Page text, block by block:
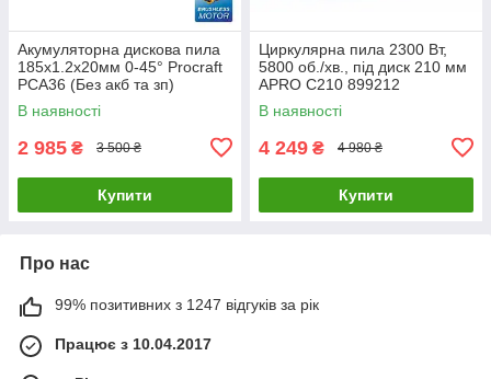
Акумуляторна дискова пила
185х1.2х20мм 0-45° Procraft
PCA36 (Без акб та зп)
В наявності
2 985 ₴ 3 500 ₴
Купити
Циркулярна пила 2300 Вт,
5800 об./хв., під диск 210 мм
APRO С210 899212
В наявності
4 249 ₴ 4 980 ₴
Купити
Про нас
99% позитивних з 1247 відгуків за рік
Працює з 10.04.2017